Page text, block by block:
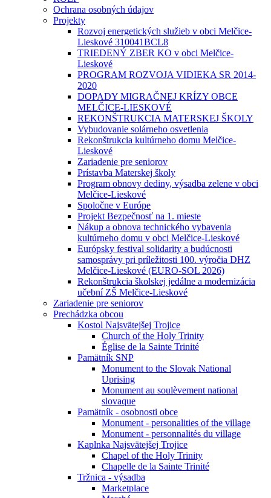
Ochrana osobných údajov
Projekty
Rozvoj energetických služieb v obci Melčice-
Lieskové 310041BCL8
TRIEDENÝ ZBER KO v obci Melčice-
Lieskové
PROGRAM ROZVOJA VIDIEKA SR 2014-
2020
DOPADY MIGRAČNEJ KRÍZY OBCE
MELČICE-LIESKOVÉ
REKONŠTRUKCIA MATERSKEJ ŠKOLY
Vybudovanie solárneho osvetlenia
Rekonštrukcia kultúrneho domu Melčice-
Lieskové
Zariadenie pre seniorov
Prístavba Materskej školy
Program obnovy dediny, výsadba zelene v obci
Melčice-Lieskové
Spoločne v Európe
Projekt Bezpečnosť na 1. mieste
Nákup a obnova technického vybavenia
kultúrneho domu v obci Melčice-Lieskové
Európsky festival solidarity a budúcnosti
samosprávy pri príležitosti 100. výročia DHZ
Melčice-Lieskové (EURO-SOL 2026)
Rekonštrukcia školskej jedálne a modernizácia
učební ZŠ Melčice-Lieskové
Zariadenie pre seniorov
Prechádzka obcou
Kostol Najsvätejšej Trojice
Church of the Holy Trinity
Église de la Sainte Trinité
Pamätník SNP
Monument to the Slovak National
Uprising
Monument au soulèvement national
slovaque
Pamätník - osobnosti obce
Monument - personalities of the village
Monument - personnalités du village
Kaplnka Najsvätejšej Trojice
Chapel of the Holy Trinity
Chapelle de la Sainte Trinité
Tržnica - výsadba
Marketplace